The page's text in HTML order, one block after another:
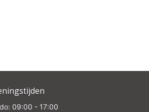
09:00 - 17:00